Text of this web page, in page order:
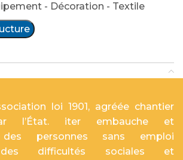
- Décoration - Textile
loi 1901, agréée chantier
l’État. iter embauche et
des personnes sans emploi
des difficultés sociales et